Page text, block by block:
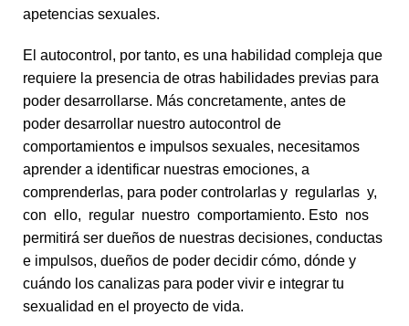
apetencias sexuales.
El autocontrol, por tanto, es una habilidad compleja que
requiere la presencia de otras habilidades previas para
poder desarrollarse. Más concretamente, antes de
poder desarrollar nuestro autocontrol de
comportamientos e impulsos sexuales, necesitamos
aprender a identificar nuestras emociones, a
comprenderlas, para poder controlarlas y regularlas y,
con ello, regular nuestro comportamiento. Esto nos
permitirá ser dueños de nuestras decisiones, conductas
e impulsos, dueños de poder decidir cómo, dónde y
cuándo los canalizas para poder vivir e integrar tu
sexualidad en el proyecto de vida.